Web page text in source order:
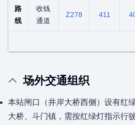
路
线
收钱
通道
Z278 411
场外交通组织
本站闸口（井岸大桥西侧）设有红
大桥、斗门镇，需按红绿灯指示行驶